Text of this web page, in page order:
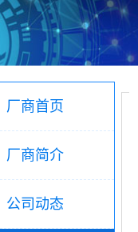
厂商首页
厂商简介
公司动态